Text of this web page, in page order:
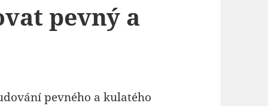
pevný a
pevného a kulatého